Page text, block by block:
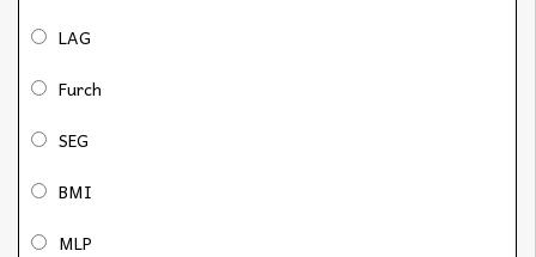
LAG
Furch
SEG
BMI
MLP